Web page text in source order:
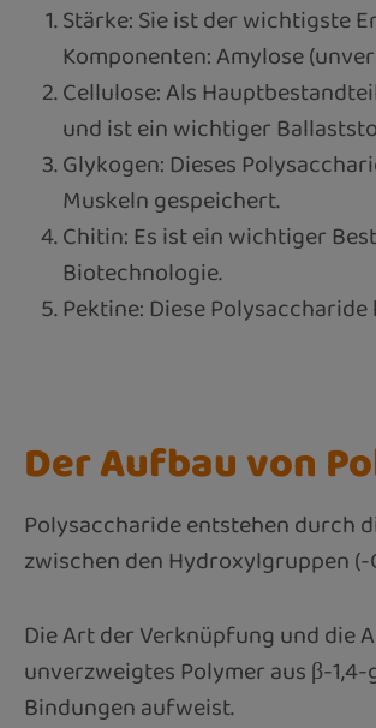
Stärke: Sie ist der wichtigste
Komponenten: Amylose
Cellulose: Als
und ist ein wichtiger
Glykogen: Dieses
Muskeln gespeichert.
Chitin: Es ist ein wichtiger
Biotechnologie.
Pektine: Diese
Der Aufbau von
Polysaccharide entstehen durch
zwischen den Hydroxylgruppen
Die Art der Verknüpfung und die
unverzweigtes Polymer aus β-
Bindungen aufweist.